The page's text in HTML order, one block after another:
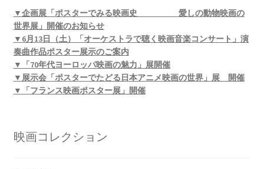
▼企画展「ポスターでみる映画史 愛しの動物映画の
世界展」開催のお知らせ
▼6月13日（土）「オーケストラで聴く映画音楽コンサート」演
奏曲作品ポスター展示のご案内
▼「70年代ヨーロッパ映画の魅力」展開催
▼展示会「ポスターでたどる日本アニメ映画の世界」展 開催
▼「フランス映画ポスター展」開催
映画コレクション